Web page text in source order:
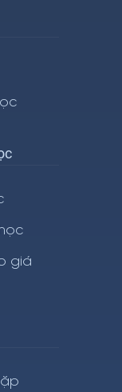
giá